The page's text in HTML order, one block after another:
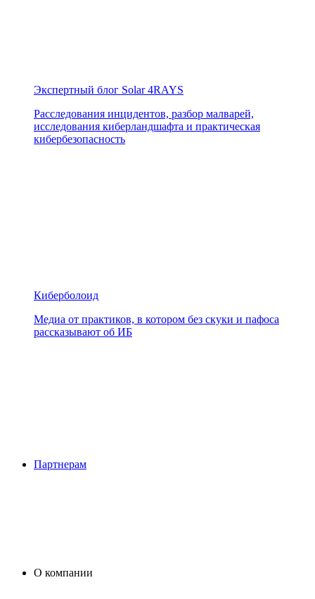
Экспертный блог Solar 4RAYS
Расследования инцидентов, разбор малварей,
исследования киберландшафта и практическая
кибербезопасность
Киберболоид
Медиа от практиков, в котором без скуки и пафоса
рассказывают об ИБ
Партнерам
О компании